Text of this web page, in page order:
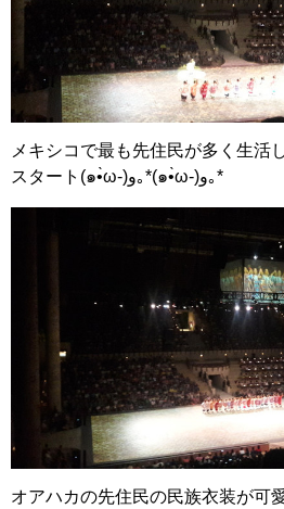
メキシコで最も先住民が多く生活
スタート(๑•̀ω-)و｡*(๑•̀ω-)و｡*
オアハカの先住民の民族衣装が可